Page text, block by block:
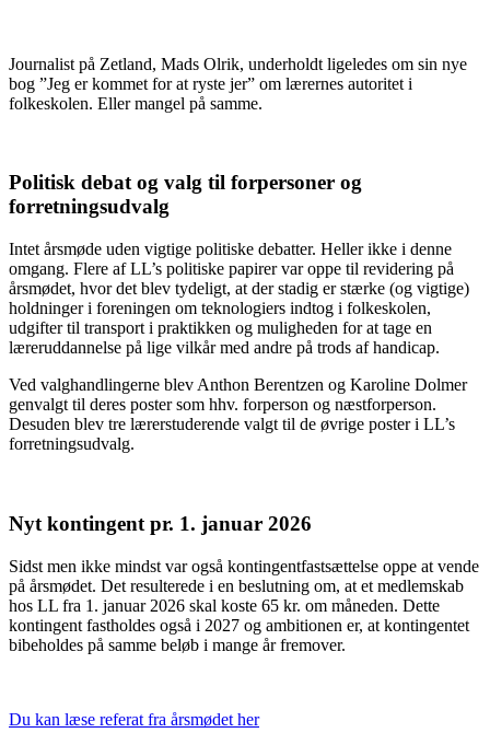
Journalist på Zetland, Mads Olrik, underholdt ligeledes om sin nye
bog ”Jeg er kommet for at ryste jer” om lærernes autoritet i
folkeskolen. Eller mangel på samme.
Politisk debat og valg til forpersoner og
forretningsudvalg
Intet årsmøde uden vigtige politiske debatter. Heller ikke i denne
omgang. Flere af LL’s politiske papirer var oppe til revidering på
årsmødet, hvor det blev tydeligt, at der stadig er stærke (og vigtige)
holdninger i foreningen om teknologiers indtog i folkeskolen,
udgifter til transport i praktikken og muligheden for at tage en
læreruddannelse på lige vilkår med andre på trods af handicap.
Ved valghandlingerne blev Anthon Berentzen og Karoline Dolmer
genvalgt til deres poster som hhv. forperson og næstforperson.
Desuden blev tre lærerstuderende valgt til de øvrige poster i LL’s
forretningsudvalg.
Nyt kontingent pr. 1. januar 2026
Sidst men ikke mindst var også kontingentfastsættelse oppe at vende
på årsmødet. Det resulterede i en beslutning om, at et medlemskab
hos LL fra 1. januar 2026 skal koste 65 kr. om måneden. Dette
kontingent fastholdes også i 2027 og ambitionen er, at kontingentet
bibeholdes på samme beløb i mange år fremover.
Du kan læse referat fra årsmødet her